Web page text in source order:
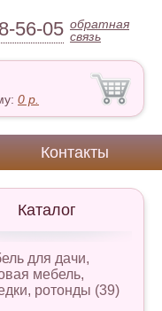
56-05 обратная
связь
0 р.
Контакты
Каталог
для дачи,
мебель,
ротонды (39)